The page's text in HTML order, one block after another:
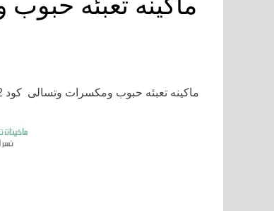
ماكينه تعبئه حبوب ومكسرات وتسالى ‏ كود 902 من نسر الشرق